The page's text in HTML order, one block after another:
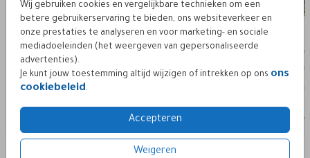
Wij gebruiken cookies en vergelijkbare technieken om een
betere gebruikerservaring te bieden, ons websiteverkeer en
onze prestaties te analyseren en voor marketing- en sociale
mediadoeleinden (het weergeven van gepersonaliseerde
advertenties).
Je kunt jouw toestemming altijd wijzigen of intrekken op ons ons
cookiebeleid.
Accepteren
Weigeren